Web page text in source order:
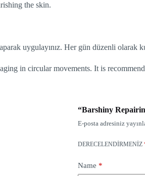
the skin.
uygulayınız. Her gün düzenli olarak
in circular movements. It is
“Barshiny
E-posta adresiniz
DERECELENDIRMENIZ
Name *